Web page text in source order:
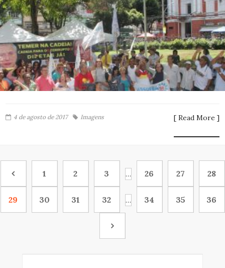
4 de agosto de 2017 Imagens [ Read More ]
1 2 3 … 26 27 28
29 30 31 32 … 34 35 36